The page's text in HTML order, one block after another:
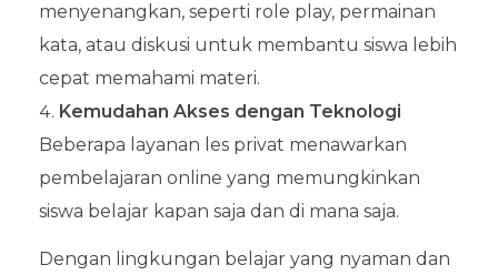
menyenangkan, seperti role play, permainan
kata, atau diskusi untuk membantu siswa lebih
cepat memahami materi.
Kemudahan Akses dengan Teknologi
Beberapa layanan les privat menawarkan
pembelajaran online yang memungkinkan
siswa belajar kapan saja dan di mana saja.
Dengan lingkungan belajar yang nyaman dan